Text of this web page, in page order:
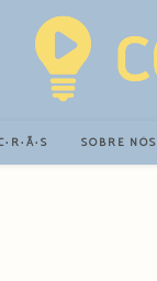
SOBRE NÓS